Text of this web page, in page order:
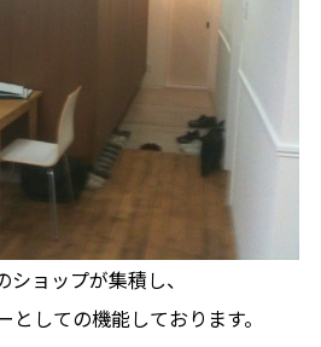
ョップが集積し、
しての機能しております。